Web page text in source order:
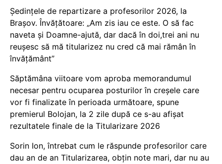
Ședințele de repartizare a profesorilor 2026, la
Brașov. Învățătoare: „Am zis iau ce este. O să fac
naveta și Doamne-ajută, dar dacă în doi,trei ani nu
reușesc să mă titularizez nu cred că mai rămân în
învățământ”
Săptămâna viitoare vom aproba memorandumul
necesar pentru ocuparea posturilor în creșele care
vor fi finalizate în perioada următoare, spune
premierul Bolojan, la 2 zile după ce s-au afișat
rezultatele finale de la Titularizare 2026
Sorin Ion, întrebat cum le răspunde profesorilor care
dau an de an Titularizarea, obțin note mari, dar nu au